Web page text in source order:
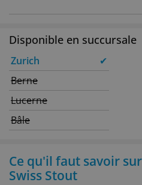
Disponible en succursale
Zurich
✔
Berne
Lucerne
Bâle
Ce qu'il faut savoir
Swiss Stout